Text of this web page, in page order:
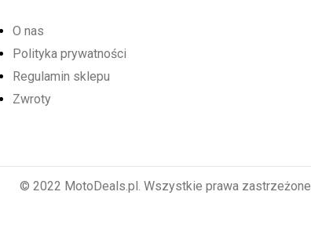
O nas
Polityka prywatności
Regulamin sklepu
Zwroty
© 2022 MotoDeals.pl. Wszystkie prawa zastrzeżone.